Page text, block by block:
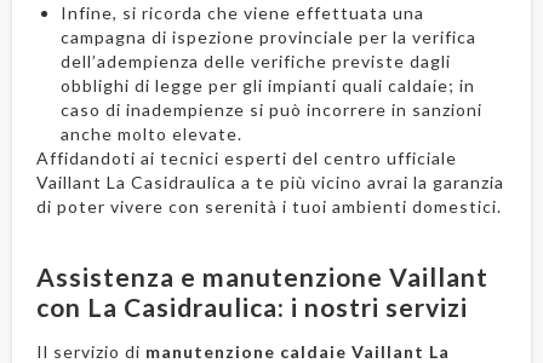
Infine, si ricorda che viene effettuata una
campagna di ispezione provinciale per la verifica
dell’adempienza delle verifiche previste dagli
obblighi di legge per gli impianti quali caldaie; in
caso di inadempienze si può incorrere in sanzioni
anche molto elevate.
Affidandoti ai tecnici esperti del centro ufficiale
Vaillant La Casidraulica a te più vicino avrai la garanzia
di poter vivere con serenità i tuoi ambienti domestici.
Assistenza e manutenzione Vaillant
con La Casidraulica: i nostri servizi
Il servizio di manutenzione caldaie Vaillant La